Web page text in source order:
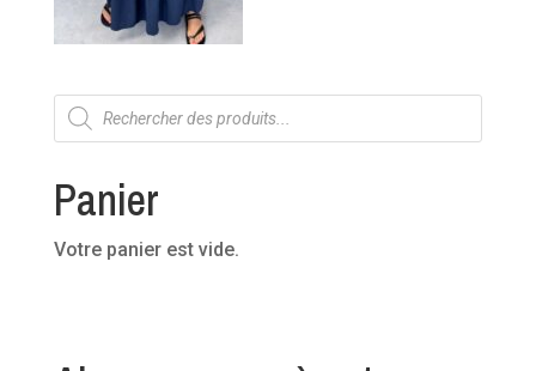
Recherche
de
produits
Panier
Votre panier est vide.